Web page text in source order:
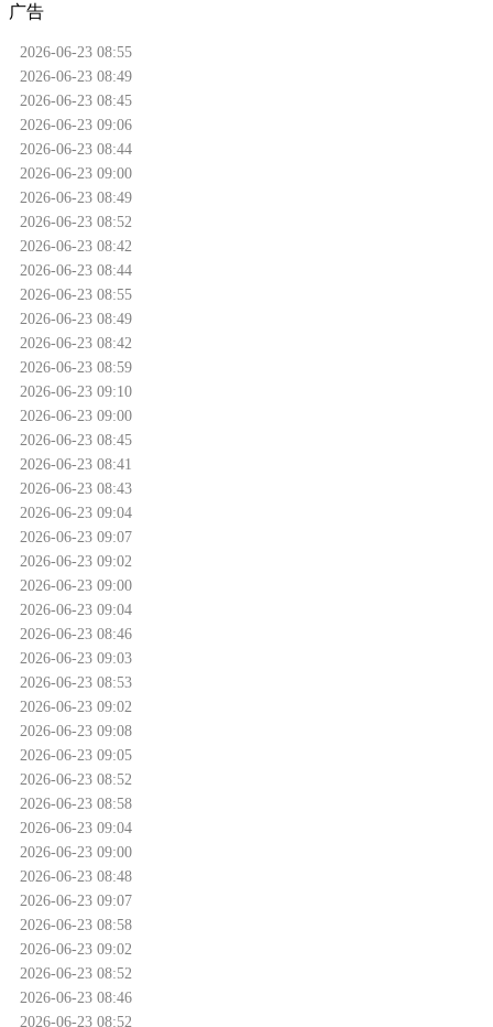
广告
2026-06-23 08:55
2026-06-23 08:49
2026-06-23 08:45
2026-06-23 09:06
2026-06-23 08:44
2026-06-23 09:00
2026-06-23 08:49
2026-06-23 08:52
2026-06-23 08:42
2026-06-23 08:44
2026-06-23 08:55
2026-06-23 08:49
2026-06-23 08:42
2026-06-23 08:59
2026-06-23 09:10
2026-06-23 09:00
2026-06-23 08:45
2026-06-23 08:41
2026-06-23 08:43
2026-06-23 09:04
2026-06-23 09:07
2026-06-23 09:02
2026-06-23 09:00
2026-06-23 09:04
2026-06-23 08:46
2026-06-23 09:03
2026-06-23 08:53
2026-06-23 09:02
2026-06-23 09:08
2026-06-23 09:05
2026-06-23 08:52
2026-06-23 08:58
2026-06-23 09:04
2026-06-23 09:00
2026-06-23 08:48
2026-06-23 09:07
2026-06-23 08:58
2026-06-23 09:02
2026-06-23 08:52
2026-06-23 08:46
2026-06-23 08:52